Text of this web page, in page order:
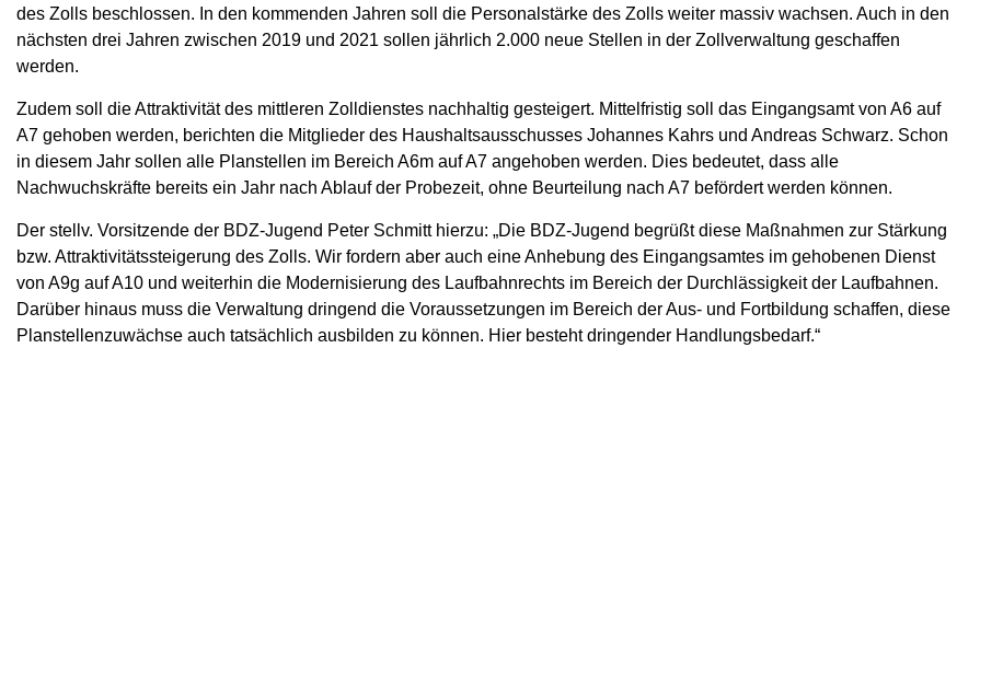
des Zolls beschlossen. In den kommenden Jahren soll die Personalstärke des Zolls weiter massiv wachsen. Auch in den
nächsten drei Jahren zwischen 2019 und 2021 sollen jährlich 2.000 neue Stellen in der Zollverwaltung geschaffen
werden.
Zudem soll die Attraktivität des mittleren Zolldienstes nachhaltig gesteigert. Mittelfristig soll das Eingangsamt von A6 auf
A7 gehoben werden, berichten die Mitglieder des Haushaltsausschusses Johannes Kahrs und Andreas Schwarz. Schon
in diesem Jahr sollen alle Planstellen im Bereich A6m auf A7 angehoben werden. Dies bedeutet, dass alle
Nachwuchskräfte bereits ein Jahr nach Ablauf der Probezeit, ohne Beurteilung nach A7 befördert werden können.
Der stellv. Vorsitzende der BDZ-Jugend Peter Schmitt hierzu: „Die BDZ-Jugend begrüßt diese Maßnahmen zur Stärkung
bzw. Attraktivitätssteigerung des Zolls. Wir fordern aber auch eine Anhebung des Eingangsamtes im gehobenen Dienst
von A9g auf A10 und weiterhin die Modernisierung des Laufbahnrechts im Bereich der Durchlässigkeit der Laufbahnen.
Darüber hinaus muss die Verwaltung dringend die Voraussetzungen im Bereich der Aus- und Fortbildung schaffen, diese
Planstellenzuwächse auch tatsächlich ausbilden zu können. Hier besteht dringender Handlungsbedarf.“